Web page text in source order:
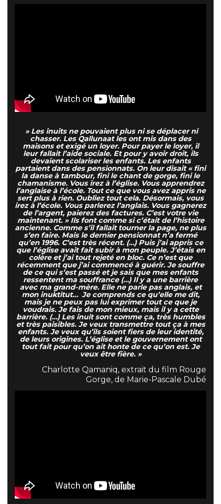
» Les inuits ne pouvaient plus ni se déplacer ni
chasser. Les Qallunaat les ont mis dans des
maisons et exigé un loyer. Pour payer le loyer, il
leur fallait l’aide sociale. Et pour y avoir droit, ils
devaient scolariser les enfants. Les enfants
partaient dans des pensionnats. On leur disait « fini
la danse à tambour, fini le chant de gorge, fini le
chamanisme. Vous irez à l’église. Vous apprendrez
l’anglaise à l’école. Tout ce que vous avez appris ne
sert plus à rien. Oubliez tout cela. Désormais, vous
irez à l’école. Vous parlerez l’anglais. Vous gagnerez
de l’argent, paierez des factures. C’est votre vie
maintenant. » Ils font comme si c’était de l’histoire
ancienne. Comme s’il fallait tourner la page, ne plus
s’en faire. Mais le dernier pensionnat n’a fermé
qu’en 1996. C’est très récent. (…) Puis j’ai appris ce
que l’église avait fait subir à mon peuple. J’étais en
colère et j’ai tout rejeté en bloc. Ce n’est que
récemment que j’ai commencé à guérir. Je souffre
de ce qui s’est passé et je sais que mes enfants
ressentent ma souffrance (…) Il y a une barrière
avec ma grand-mère. Elle ne parle pas anglais, et
mon inuktitut… Je comprends ce qu’elle me dit,
mais je ne peux pas lui exprimer tout ce que je
voudrais. Je fais de mon mieux, mais il y a cette
barrière. (…) Les inuit sont comme ça, très humbles
et très paisibles. Je veux transmettre tout ça à mes
enfants. Je veux qu’ils soient fiers de leur identité,
de leurs origines. L’église et le gouvernement ont
tout fait pour qu’on ait honte de ce qu’on est. Je
veux être fière. »
Charlotte Qamaniq, extrait du film Rouge
Gorge, de Marie-Pascale Dubé